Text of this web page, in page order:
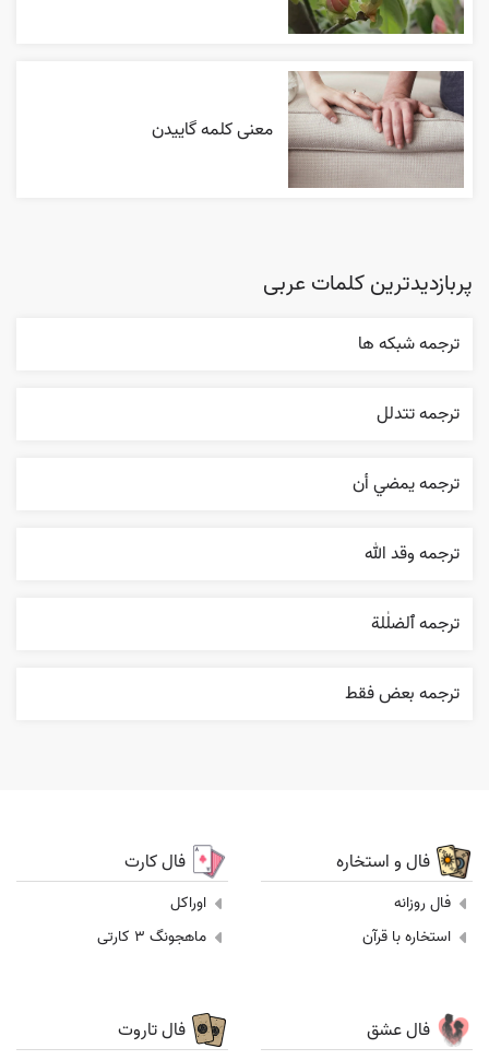
معنی کلمه گاییدن
پربازدیدترین کلمات عربی
ترجمه شبکه ها
ترجمه تتدلل
ترجمه يمضي أن
ترجمه وقد الله
ترجمه ٱلضلٰلة
ترجمه بعض فقط
فال و استخاره
فال روزانه
استخاره با قرآن
فال کارت
اوراکل
ماهجونگ 3 کارتی
فال عشق فال تاروت